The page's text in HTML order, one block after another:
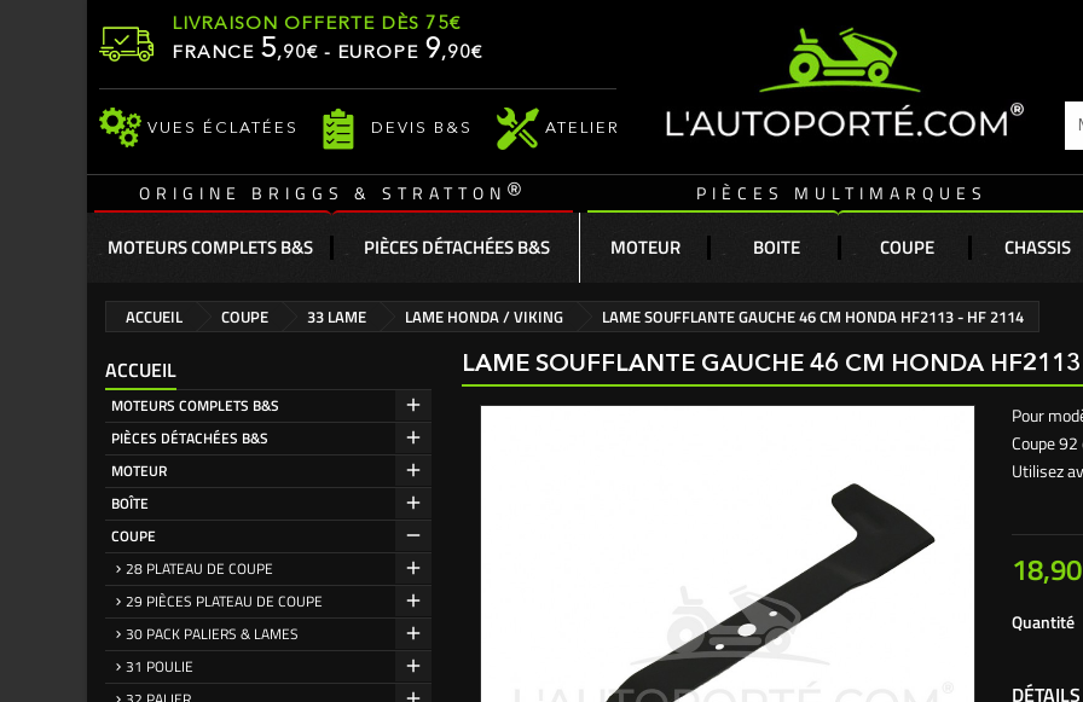
LIVRAISON OFFERTE DÈS 75€
FRANCE 5,90€ - EUROPE 9,90€
VUES ÉCLATÉES DEVIS B&S ATELIER
ORIGINE BRIGGS & STRATTON ® PIÈCES MULTIMARQUES
MOTEURS COMPLETS B&S PIÈCES DÉTACHÉES B&S MOTEUR BOITE COUPE CHASSIS
ACCUEIL COUPE 33 LAME LAME HONDA / VIKING LAME SOUFFLANTE GAUCHE 46 CM HONDA HF2113 - HF 2114
ACCUEIL
MOTEURS COMPLETS B&S
PIÈCES DÉTACHÉES B&S
MOTEUR
BOÎTE
COUPE
28 PLATEAU DE COUPE
29 PIÈCES PLATEAU DE COUPE
30 PACK PALIERS & LAMES
31 POULIE
LAME SOUFFLANTE GAUCHE 46 CM HONDA
Pour
Coupe
Utilisez
Quantité